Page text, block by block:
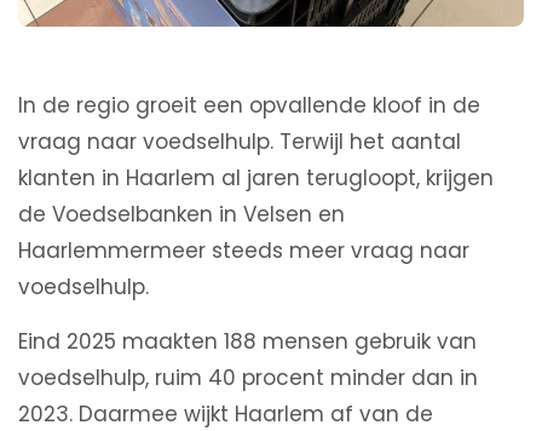
In de regio groeit een opvallende kloof in de
vraag naar voedselhulp. Terwijl het aantal
klanten in Haarlem al jaren terugloopt, krijgen
de Voedselbanken in Velsen en
Haarlemmermeer steeds meer vraag naar
voedselhulp.
Eind 2025 maakten 188 mensen gebruik van
voedselhulp, ruim 40 procent minder dan in
2023. Daarmee wijkt Haarlem af van de